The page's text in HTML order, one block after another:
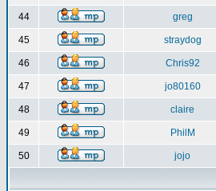
44 greg
45 straydog
46 Chris92
47 jo80160
48 claire
49 PhilM
50 jojo